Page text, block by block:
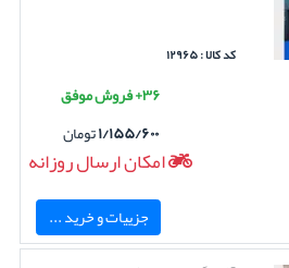
کد کالا : ۱۲۹۶۵
۳۶+ فروش موفق
۱/۱۵۵/۶۰۰تومان
امکان ارسال روزانه
جزییات و خرید ...